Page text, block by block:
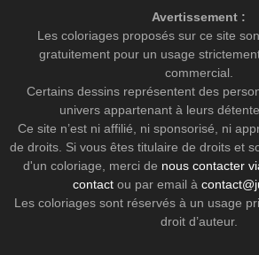
Avertissement :
Les coloriages proposés sur ce site
gratuitement pour un usage
commercial.
Certains dessins représentent des
univers appartenant à leurs
Ce site n’est ni affilié, ni sponsorisé, ni
de droits. Si vous êtes titulaire de droits et
d'un coloriage, merci de nous contacter
contactou par email à
Les coloriages sont réservés à un usage
droit d’auteur.